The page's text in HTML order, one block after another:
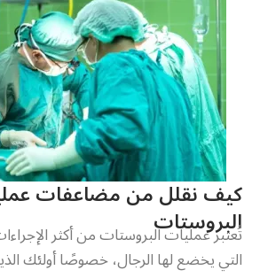
كيف نقلل من مضاعفات
البروستات
تُعتبر عمليات البروستات من أكثر
التي يخضع لها الرجال، خصوصًا أولئك